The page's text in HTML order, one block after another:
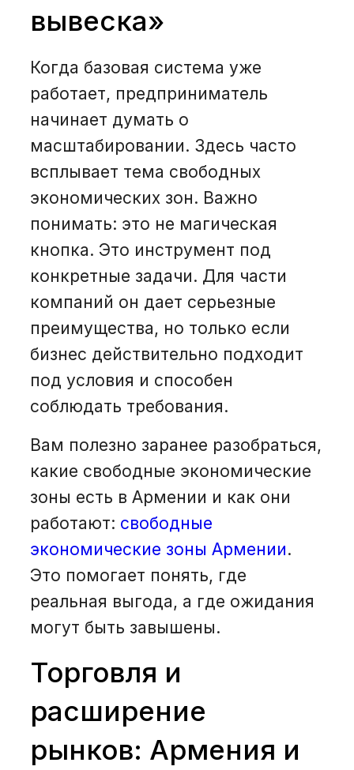
вывеска»
Когда базовая система уже
работает, предприниматель
начинает думать о
масштабировании. Здесь часто
всплывает тема свободных
экономических зон. Важно
понимать: это не магическая
кнопка. Это инструмент под
конкретные задачи. Для части
компаний он дает серьезные
преимущества, но только если
бизнес действительно подходит
под условия и способен
соблюдать требования.
Вам полезно заранее разобраться,
какие свободные экономические
зоны есть в Армении и как они
работают: свободные
экономические зоны Армении.
Это помогает понять, где
реальная выгода, а где ожидания
могут быть завышены.
Торговля и
расширение
рынков: Армения и